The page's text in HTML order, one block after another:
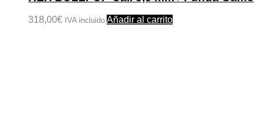
318,00€ IVA incluido Añadir al carrito